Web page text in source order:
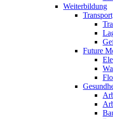
Weiterbildung
Future